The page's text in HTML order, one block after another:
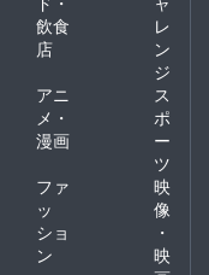
飲食
店
レ
ン
ジ
アニ
メ・
漫画
ス
ポ
ー
ツ
ファ
ッ
ショ
ン
映
像
・
映